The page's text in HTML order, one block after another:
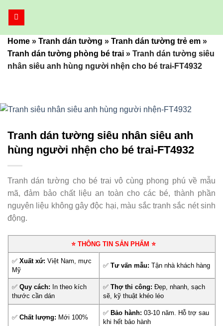
dungHome » Tranh dán tường » Tranh dán tường trẻ em »
Tranh dán tường phòng bé trai » Tranh dán tường siêu
nhân siêu anh hùng người nhện cho bé trai-FT4932
Tranh dán tường siêu nhân siêu anh
hùng người nhện cho bé trai-FT4932
Tranh dán tường cho bé trai vô cùng phong phú về mẫu
mã, đảm bảo chất liệu an toàn cho các bé, thành phần
nguyên liệu không gây độc hại, màu sắc tranh sắc nét sinh
động.
⭐ THÔNG TIN SẢN PHẨM ⭐
✅Xuất xứ: Việt Nam, mực
Mỹ
✅Tư vấn mẫu: Tận nhà khách hàng
✅Quy cách: In theo kích
thước cần dán
✅Thợ thi công: Đẹp, nhanh, sạch
sẽ, kỹ thuật khéo léo
✅Chất lượng: Mới 100%
✅ Bảo hành: 03-10 năm. Hỗ trợ sau
khi hết bảo hành